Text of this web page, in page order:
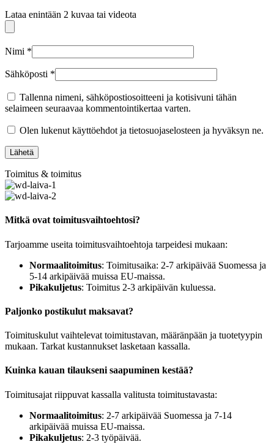
Lataa enintään 2 kuvaa tai videota
Nimi *
Sähköposti *
Tallenna nimeni, sähköpostiosoitteeni ja kotisivuni tähän
selaimeen seuraavaa kommentointikertaa varten.
Olen lukenut käyttöehdot ja tietosuojaselosteen ja hyväksyn ne.
Toimitus & toimitus
Mitkä ovat toimitusvaihtoehtosi?
Tarjoamme useita toimitusvaihtoehtoja tarpeidesi mukaan:
Normaalitoimitus: Toimitusaika: 2-7 arkipäivää Suomessa ja
5-14 arkipäivää muissa EU-maissa.
Pikakuljetus: Toimitus 2-3 arkipäivän kuluessa.
Paljonko postikulut maksavat?
Toimituskulut vaihtelevat toimitustavan, määränpään ja tuotetyypin
mukaan. Tarkat kustannukset lasketaan kassalla.
Kuinka kauan tilaukseni saapuminen kestää?
Toimitusajat riippuvat kassalla valitusta toimitustavasta:
Normaalitoimitus: 2-7 arkipäivää Suomessa ja 7-14
arkipäivää muissa EU-maissa.
Pikakuljetus: 2-3 työpäivää.